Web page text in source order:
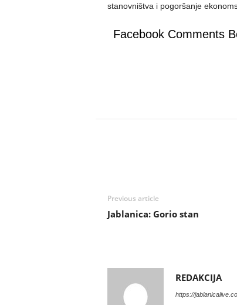
stanovništva i pogoršanje
Facebook Comments
Previous article
Jablanica: Gorio stan
REDAKCIJA
https://